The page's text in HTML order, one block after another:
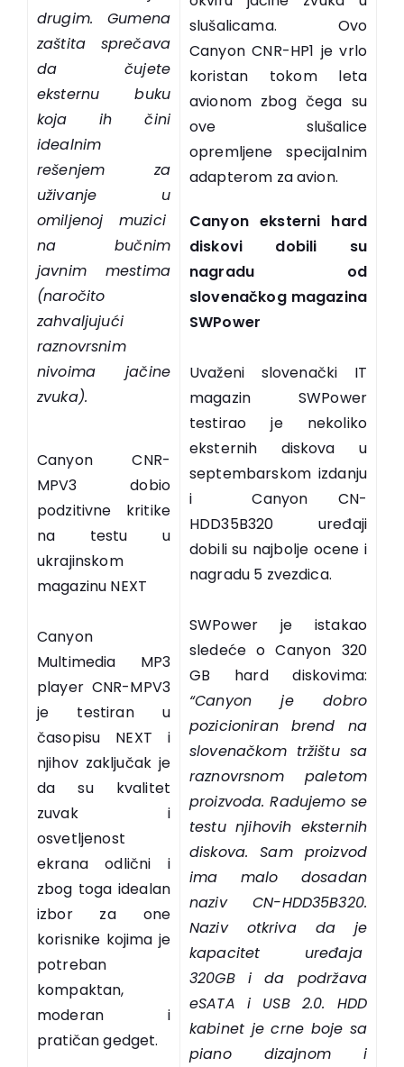
drugim. Gumena
zaštita sprečava
da čujete
eksternu buku
koja ih čini
idealnim
rešenjem za
uživanje u
omiljenoj muzici
na bučnim
javnim mestima
(naročito
zahvaljujući
raznovrsnim
nivoima jačine
zvuka).
Canyon CNR-
MPV3 dobio
podzitivne kritike
na testu u
ukrajinskom
magazinu NEXT
Canyon
Multimedia MP3
player CNR-MPV3
je testiran u
časopisu NEXT i
njihov zaključak je
da su kvalitet
zuvak i
osvetljenost
ekrana odlični i
zbog toga idealan
izbor za one
korisnike kojima je
potreban
kompaktan,
moderan i
pratičan gedget.
slušalicama. Ovo
Canyon CNR-HP1 je vrlo
koristan tokom leta
avionom zbog čega su
ove slušalice
opremljene specijalnim
adapterom za avion.
Canyon eksterni hard
diskovi dobili su
nagradu od
slovenačkog magazina
SWPower
Uvaženi slovenački IT
magazin SWPower
testirao je nekoliko
eksternih diskova u
septembarskom izdanju
i Canyon CN-
HDD35B320 uređaji
dobili su najbolje ocene i
nagradu 5 zvezdica.
SWPower je istakao
sledeće o Canyon 320
GB hard diskovima:
“Canyon je dobro
pozicioniran brend na
slovenačkom tržištu sa
raznovrsnom paletom
proizvoda. Radujemo se
testu njihovih eksternih
diskova. Sam proizvod
ima malo dosadan
naziv CN-HDD35B320.
Naziv otkriva da je
kapacitet uređaja
320GB i da podržava
eSATA i USB 2.0. HDD
kabinet je crne boje sa
piano dizajnom i